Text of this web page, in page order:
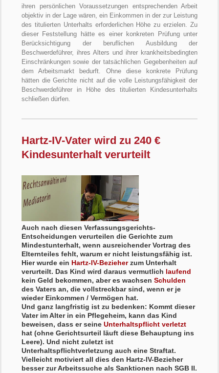
ihren persönlichen Voraussetzungen entsprechenden Arbeit
objektiv in der Lage wären, ein Einkommen in der zur Leistung
des titulierten Unterhalts erforderlichen Höhe zu erzielen. Zu
dieser Feststellung hätte es einer konkreten Prüfung unter
Berücksichtigung der beruflichen Ausbildung der
Beschwerdeführer, ihres Alters und ihrer krankheitsbedingten
Einschränkungen sowie der tatsächlichen Gegebenheiten auf
dem Arbeitsmarkt bedurft. Ohne diese konkrete Prüfung
hätten die Gerichte nicht auf die volle Leistungsfähigkeit der
Beschwerdeführer in Höhe des titulierten Kindesunterhalts
schließen dürfen.
Hartz-IV-Vater wird zu 240 €
Kindesunterhalt verurteilt
Auch nach diesen Verfassungsgerichts-
Entscheidungen verurteilen die Gerichte zum
Mindestunterhalt, wenn ausreichender Vortrag des
Elternteiles fehlt, warum er nicht leistungsfähig ist.
Hier wurde ein Hartz-IV-Bezieher zum Unterhalt
verurteilt. Das Kind wird daraus vermutlich laufend
kein Geld bekommen, aber es wachsen Schulden
des Vaters an, die vollstreckbar sind, wenn er je
wieder Einkommen / Vermögen hat.
Und ganz langfristig ist zu bedenken: Kommt dieser
Vater im Alter in ein Pflegeheim, kann das Kind
beweisen, dass er seine Unterhaltspflicht verletzt
hat (ohne Gerichtsurteil läuft diese Behauptung ins
Leere). Und nicht zuletzt ist
Unterhaltspflichtverletzung auch eine Straftat.
Vielleicht motiviert all dies den Hartz-IV-Bezieher
besser zur Arbeitssuche als Sanktionen nach SGB II.